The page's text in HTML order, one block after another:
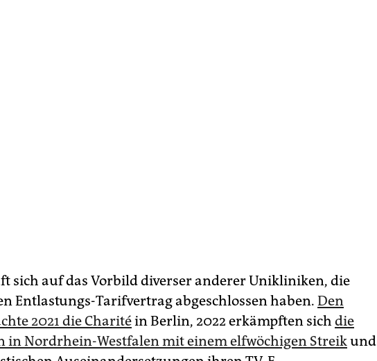
sich auf das Vorbild diverser anderer Unikliniken, die
Entlastungs-Tarifvertrag abgeschlossen haben. Den
2021 die Charitéin Berlin, 2022 erkämpften sich die
in Nordrhein-Westfalen mit einem elfwöchigen Streikund